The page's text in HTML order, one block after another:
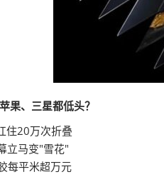
果、三星都低头？
住20万次折叠
立马变"雪花"
每平米超万元